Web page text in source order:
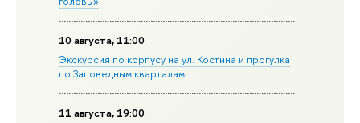
10 августа, 11:00
Экскурсия по корпусу на ул. Костина и прогулка
по Заповедным кварталам
11 августа, 19:00